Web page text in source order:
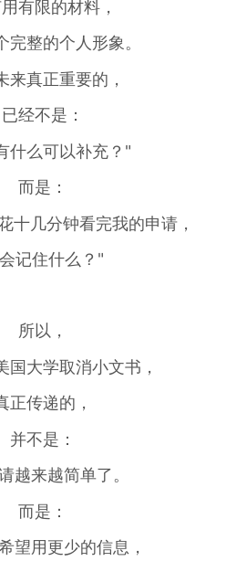
有限的材料，
完整的个人形象。
来真正重要的，
已经不是：
什么可以补充？"
而是：
十几分钟看完我的申请，
记住什么？"
所以，
国大学取消小文书，
正传递的，
并不是：
越来越简单了。
而是：
望用更少的信息，